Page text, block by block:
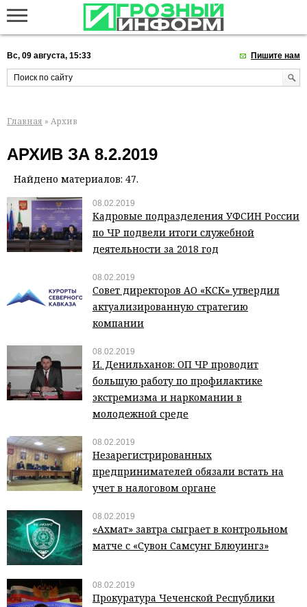
Вс, 09 августа, 15:33 Пишите нам
Главная » Архив
АРХИВ ЗА 8.2.2019
Найдено материалов: 47.
08.02.2019
Кадровые подразделения УФСИН России
по ЧР подвели итоги служебной
деятельности за 2018 год
08.02.2019
Совет директоров АО «КСК» утвердил
актуализированную стратегию
компании
08.02.2019
И. Денильханов: ОП ЧР проводит
большую работу по профилактике
экстремизма и наркомании в
молодежной среде
08.02.2019
Незарегистрированных
предпринимателей обязали встать на
учет в налоговом органе
08.02.2019
«Ахмат» завтра сыграет в контрольном
матче с «Сувон Самсунг Блюуингз»
08.02.2019
Прокуратура Чеченской Республики